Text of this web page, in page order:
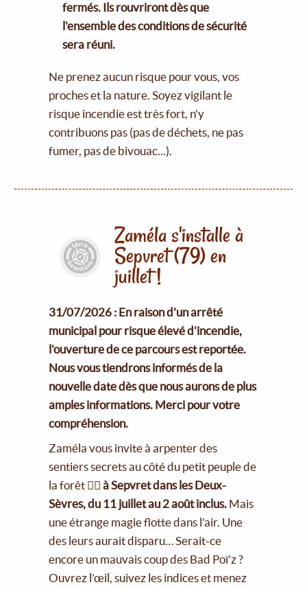
fermés. Ils rouvriront dès que
l'ensemble des conditions de sécurité
sera réuni.
Ne prenez aucun risque pour vous, vos
proches et la nature. Soyez vigilant le
risque incendie est très fort, n'y
contribuons pas (pas de déchets, ne pas
fumer, pas de bivouac...).
Zaméla s'installe à
Sepvret (79) en
juillet !
31/07/2026 : En raison d'un arrêté
municipal pour risque élevé d'incendie,
l'ouverture de ce parcours est reportée.
Nous vous tiendrons informés de la
nouvelle date dès que nous aurons de plus
amples informations. Merci pour votre
compréhension.
Zaméla vous invite à arpenter des
sentiers secrets au côté du petit peuple de
la forêt 🧚‍♀️ à Sepvret dans les Deux-
Sèvres, du 11 juillet au 2 août inclus. Mais
une étrange magie flotte dans l’air. Une
des leurs aurait disparu… Serait-ce
encore un mauvais coup des Bad Poï’z ?
Ouvrez l’œil, suivez les indices et menez